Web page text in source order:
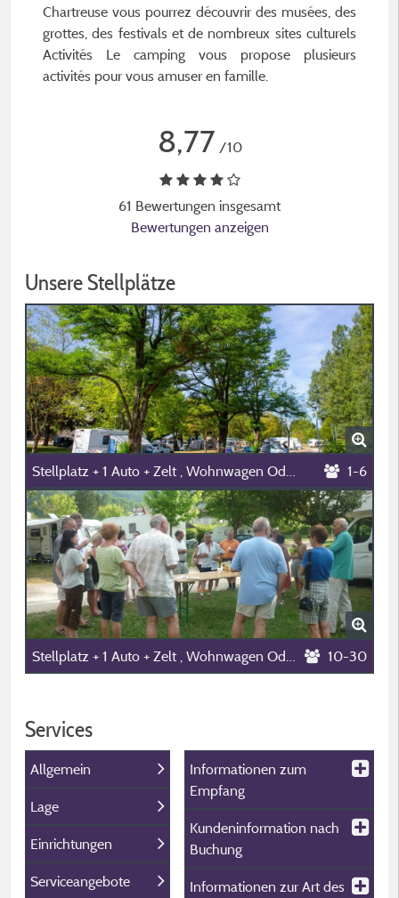
Chartreuse vous pourrez découvrir des musées, des
grottes, des festivals et de nombreux sites culturels
Activités Le camping vous propose plusieurs
activités pour vous amuser en famille.
8,77 /10
61 Bewertungen insgesamt
Bewertungen anzeigen
Unsere Stellplätze
Stellplatz + 1 Auto + Zelt , Wohnwagen Oder Wohnmobil 1-6
Stellplatz + 1 Auto + Zelt , Wohnwagen Oder Wohnmobil 10-30
Services
Allgemein
Lage
Einrichtungen
Serviceangebote
Informationen zum
Empfang
Kundeninformation nach
Buchung
Informationen zur Art des